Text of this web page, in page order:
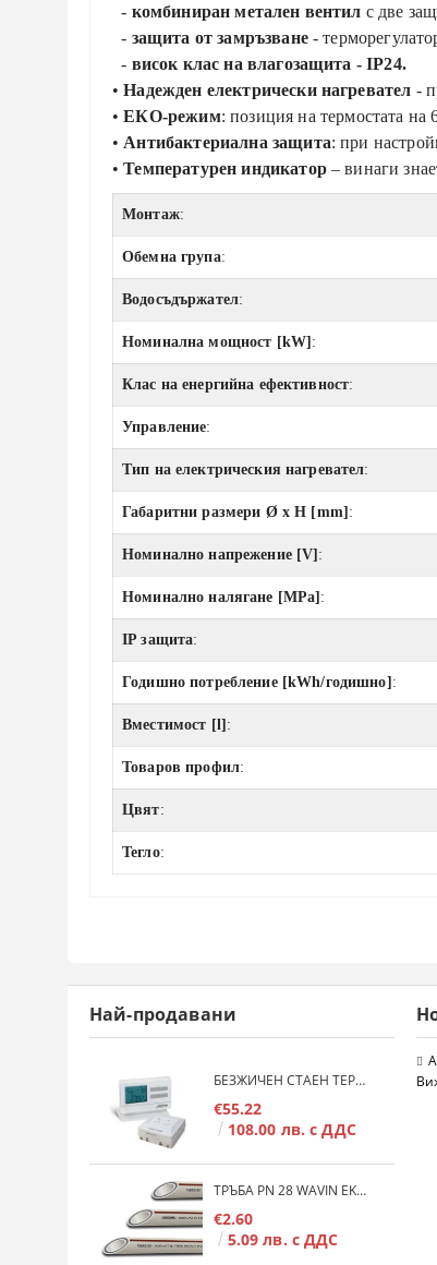
- комбиниран метален вентил с две
- защита от замръзване-
- висок клас на влагозащита - IP24.
•Надежден електрически нагревател -
•ЕКО-режим: позиция на термостата
• Антибактериална защита: при
•Температурен индикатор– винаги
Монтаж:
Обемна група:
Водосъдържател:
Номинална мощност [kW]:
Клас на енергийна ефективност:
Управление:
Тип на електрическия нагревател:
Габаритни размери Ø x H [mm]:
Номинално напрежение [V]:
Номинално налягане [MPa]:
IP защита:
Годишно потребление [kWh/годишно]:
Вместимост [l]:
Товаров профил:
Цвят:
Тегло:
Най-продавани
БЕЗЖИЧЕН СТАЕН ТЕРМОСТАТ COMPUTHERM Q7RF
€55.22
108.00 лв. с ДДС
ТРЪБА PN 28 WAVIN EKOPLASTIK FIBER BASALT PLUS - 3М/БР.
€2.60
5.09 лв. с ДДС